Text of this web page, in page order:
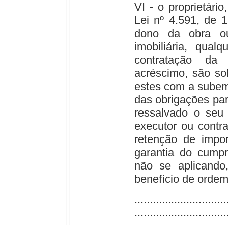
VI - o
Lei nº 4.591, de
dono da obra
imobiliária,
contratação da
acréscimo, são
estes com a
das obrigações
ressalvado o
executor ou
retenção de
garantia do
não se
benefício de